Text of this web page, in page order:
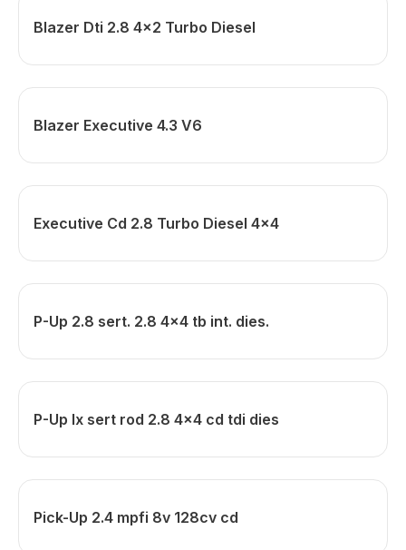
Blazer Dti 2.8 4x2 Turbo Diesel
Blazer Executive 4.3 V6
Executive Cd 2.8 Turbo Diesel 4x4
P-Up 2.8 sert. 2.8 4x4 tb int. dies.
P-Up lx sert rod 2.8 4x4 cd tdi dies
Pick-Up 2.4 mpfi 8v 128cv cd